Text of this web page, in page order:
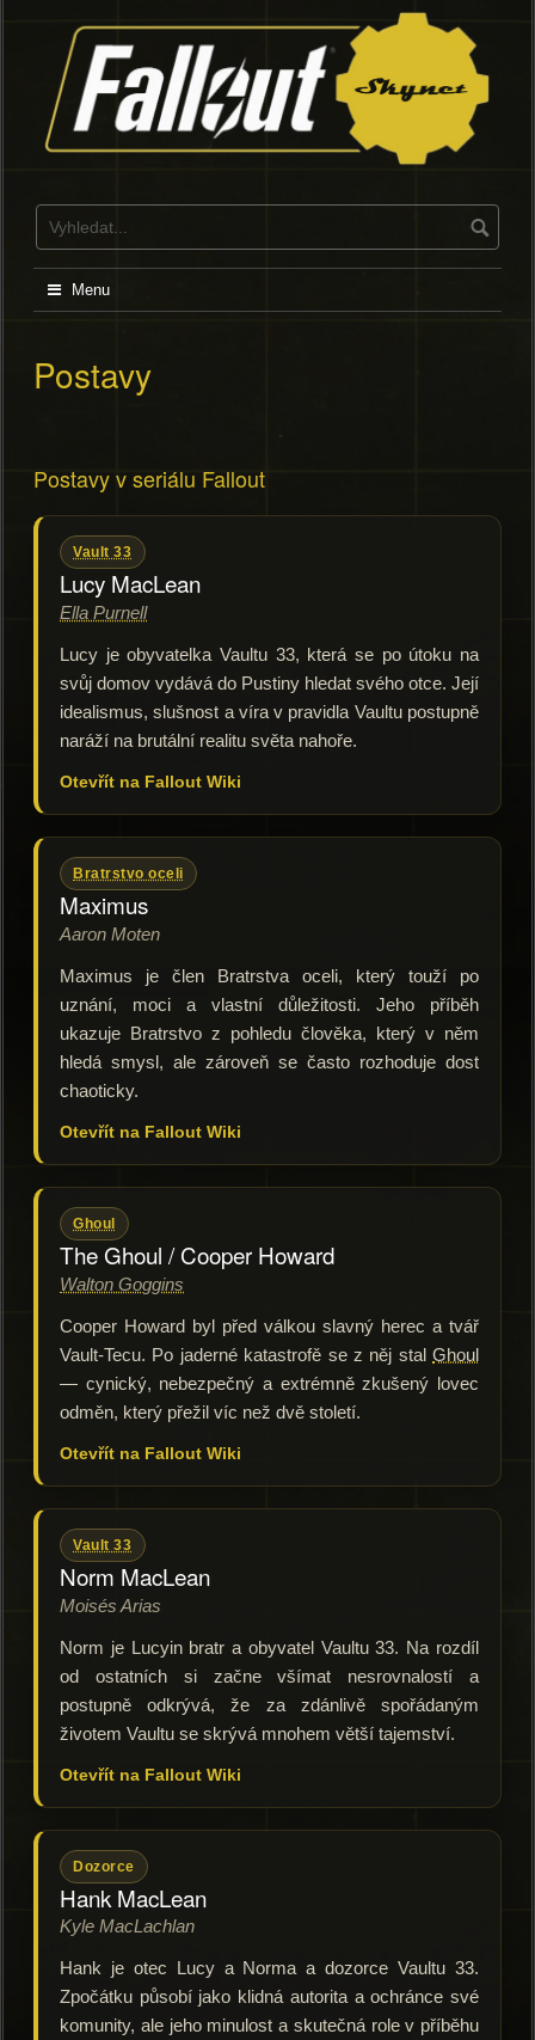
Menu
Postavy
Postavy v seriálu Fallout
Lucy MacLean
Ella Purnell
Vault 33
Lucy je obyvatelka Vaultu 33, která se po útoku na
svůj domov vydává do Pustiny hledat svého otce. Její
idealismus, slušnost a víra v pravidla Vaultu postupně
naráží na brutální realitu světa nahoře.
Otevřít na Fallout Wiki
Maximus
Aaron Moten
Bratrstvo oceli
Maximus je člen Bratrstva oceli, který touží po
uznání, moci a vlastní důležitosti. Jeho příběh
ukazuje Bratrstvo z pohledu člověka, který v něm
hledá smysl, ale zároveň se často rozhoduje dost
chaoticky.
Otevřít na Fallout Wiki
The Ghoul / Cooper Howard
Walton Goggins
Ghoul
Cooper Howard byl před válkou slavný herec a tvář
Vault-Tecu. Po jaderné katastrofě se z něj stal Ghoul
— cynický, nebezpečný a extrémně zkušený lovec
odměn, který přežil víc než dvě století.
Otevřít na Fallout Wiki
Norm MacLean
Moisés Arias
Vault 33
Norm je Lucyin bratr a obyvatel Vaultu 33. Na rozdíl
od ostatních si začne všímat nesrovnalostí a
postupně odkrývá, že za zdánlivě spořádaným
životem Vaultu se skrývá mnohem větší tajemství.
Otevřít na Fallout Wiki
Hank MacLean
Kyle MacLachlan
Dozorce
Hank je otec Lucy a Norma a dozorce Vaultu 33.
Zpočátku působí jako klidná autorita a ochránce své
komunity, ale jeho minulost a skutečná role v příběhu